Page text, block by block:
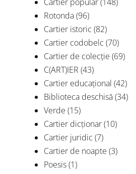
Rotonda(96)
Cartier istoric (82)
Cartier codobelc (70)
Cartier de colecție (69)
C(ART)IER (43)
Cartier educațional (42)
Biblioteca deschisă(34)
Verde (15)
Cartier dicționar(10)
Cartier juridic (7)
Cartier de noapte (3)
Poesis(1)